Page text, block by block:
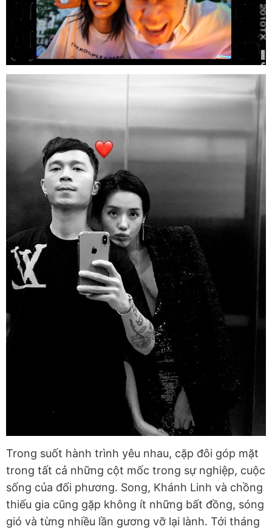
Trong suốt hành trình yêu nhau, cặp đôi góp mặt
trong tất cả những cột mốc trong sự nghiệp, cuộc
sống của đối phương. Song, Khánh Linh và chồng
thiếu gia cũng gặp không ít những bất đồng, sóng
gió và từng nhiều lần gương vỡ lại lành. Tới tháng